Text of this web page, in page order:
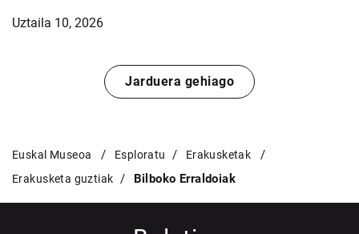
Uztaila 10, 2026
Jarduera gehiago
Euskal Museoa Esploratu
Erakusketak
Erakusketa guztiak
Bilboko Erraldoiak